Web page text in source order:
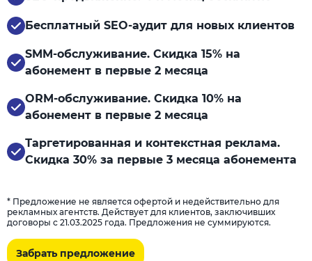
Бесплатный SEO-аудит для новых клиентов
SMM-обслуживание. Скидка 15% на
абонемент в первые 2 месяца
ORM-обслуживание. Скидка 10% на
абонемент в первые 2 месяца
Таргетированная и контекстная реклама.
Скидка 30% за первые 3 месяца абонемента
* Предложение не является офертой и недействительно для
рекламных агентств. Действует для клиентов, заключивших
договоры с 21.03.2025 года. Предложения не суммируются.
Забрать предложение